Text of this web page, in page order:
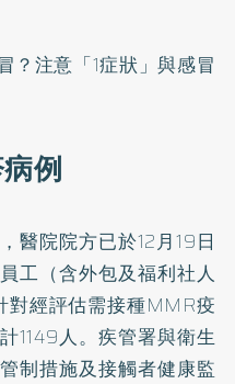
注意「1症狀」與感冒
例
醫院院方已於12月19日
工（含外包及福利社人
對經評估需接種MMR疫
1149人。疾管署與衛生
制措施及接觸者健康監